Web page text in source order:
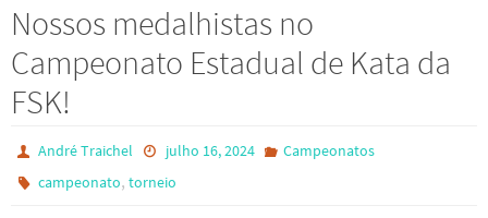
Nossos medalhistas no
Campeonato Estadual de Kata da
FSK!
André Traichel julho 16, 2024
Campeonatos
campeonato,torneio